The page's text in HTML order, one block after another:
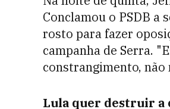
Conclamou o PSDB a
rosto para fazer
campanha de Serra.
constrangimento, não
Lula quer destruir a